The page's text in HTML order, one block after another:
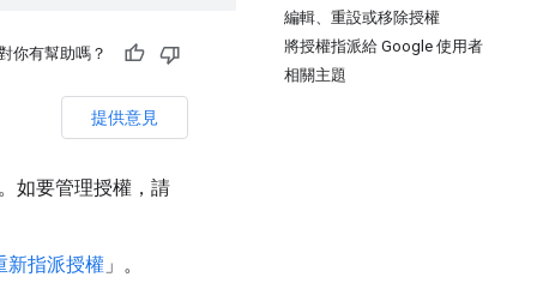
編輯、重設或移除授權
將授權指派給 Google 使用者
相關主題
你有幫助嗎？
提供意見
如要管理授權，請
新指派授權 」。